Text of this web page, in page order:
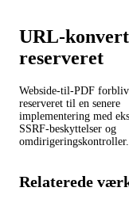
URL-
reserveret
Webside-til-PDF
reserveret til en senere
implementering med
SSRF-beskyttelser og
omdirigeringskontroller.
Relaterede